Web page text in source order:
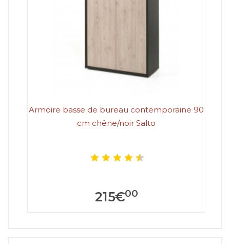
Armoire basse de bureau contemporaine 90
cm chêne/noir Salto
215€00